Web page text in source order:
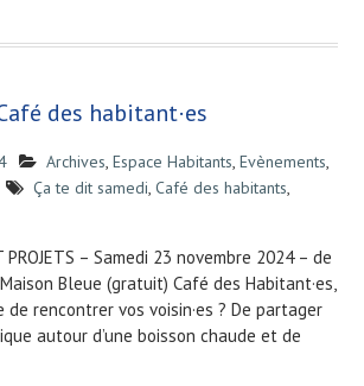
des habitant·es
Archives, Espace Habitants, Evènements,
Ça te dit samedi, Café des habitants,
PROJETS – Samedi 23 novembre 2024 – de
Bleue (gratuit) Café des Habitant·es,
de rencontrer vos voisin·es ? De partager
autour d’une boisson chaude et de